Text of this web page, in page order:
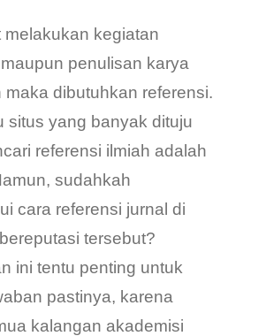
melakukan kegiatan
penulisan karya
maka dibutuhkan referensi.
situs yang banyak dituju
referensi ilmiah adalah
sudahkah
cara referensi jurnal di
tersebut?
ini tentu penting untuk
pastinya, karena
kalangan akademisi